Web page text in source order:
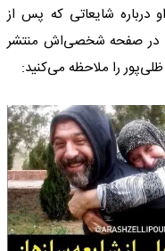
درباره شایعاتی که پس از
در صفحه شخصی‌اش منتشر
را ملاحظه می‌کنید: